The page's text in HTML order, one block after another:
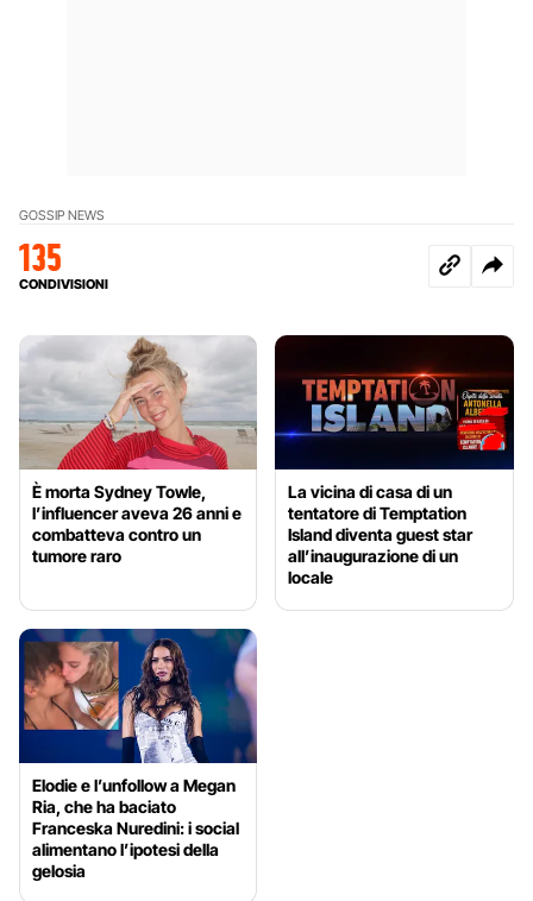
GOSSIP NEWS
135
CONDIVISIONI
È morta Sydney Towle,
l’influencer aveva 26 anni e
combatteva contro un
tumore raro
La vicina di casa di un
tentatore di Temptation
Island diventa guest star
all’inaugurazione di un
locale
Elodie e l’unfollow a Megan
Ria, che ha baciato
Franceska Nuredini: i social
alimentano l’ipotesi della
gelosia